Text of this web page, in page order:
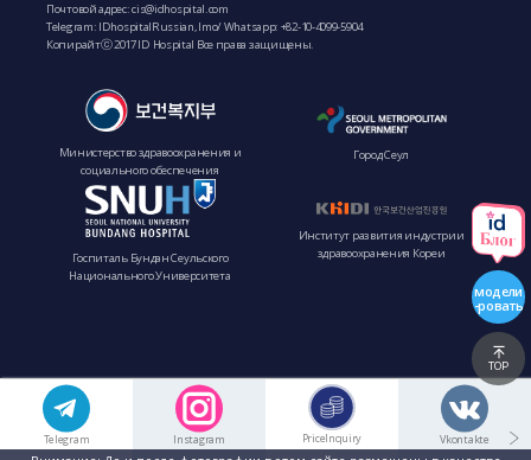
Telegram Instagram PriceInquiry Vkontakte
Почтовой адрес:cis@idhospital.com
Telegram: IDhospitalRussian, Imo/ Whatsapp: +82-10-4099-5904
Копирайтⓒ 2017 ID Hospital Все права защищены.
Министерство здравоохранения и
социального обеспечения
Город Сеул
Госпиталь Бундан Сеульского
Национального Университета
Институт развития индустрии
здравоохранения Кореи
модели
-ровать
TOP